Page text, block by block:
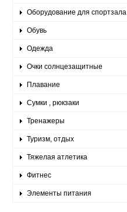
Оборудование для спортзала
Обувь
Одежда
Очки солнцезащитные
Плавание
Сумки , рюкзаки
Тренажеры
Туризм, отдых
Тяжелая атлетика
Фитнес
Элементы питания